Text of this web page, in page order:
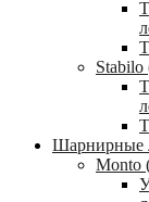
Шарнирные
Monto